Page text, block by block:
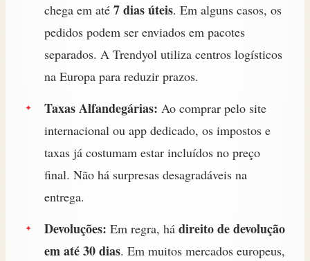
chega em até 7 dias úteis. Em alguns casos, os
pedidos podem ser enviados em pacotes
separados. A Trendyol utiliza centros logísticos
na Europa para reduzir prazos.
Taxas Alfandegárias: Ao comprar pelo site
internacional ou app dedicado, os impostos e
taxas já costumam estar incluídos no preço
final. Não há surpresas desagradáveis na
entrega.
Devoluções: Em regra, há direito de devolução
em até 30 dias. Em muitos mercados europeus,